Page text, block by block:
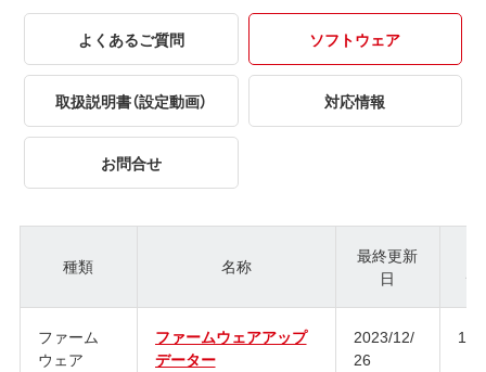
よくあるご質問 ソフトウェア
取扱説明書（設定動画） 対応情報
お問合せ
種類 名称
最終更新
日
ジ
ファーム
ウェア
ファームウェアアップ
データー
2023/12/
26